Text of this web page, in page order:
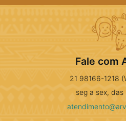
Fale com
21 98166-1218
seg a sex, das